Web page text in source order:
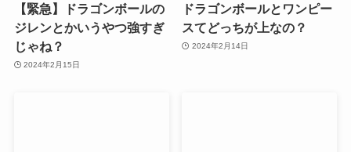
【緊急】ドラゴンボールの
ジレンとかいうやつ強すぎ
じゃね？
2024年2月15日
ドラゴンボールとワンピー
スてどっちが上なの？
2024年2月14日